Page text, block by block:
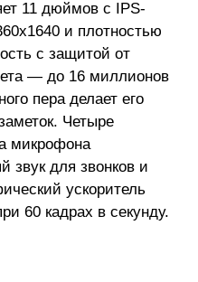
11 дюймов с IPS-
и плотностью
с защитой от
— до 16 миллионов
пера делает его
Четыре
микрофона
звук для звонков и
ускоритель
60 кадрах в секунду.